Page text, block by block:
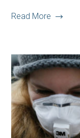
Read More